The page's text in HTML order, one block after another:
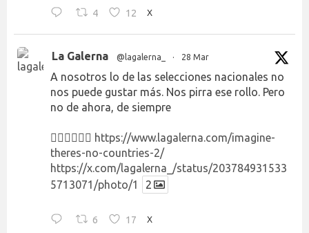
4 12 X
La Galerna @lagalerna_ · 28 Mar
A nosotros lo de las selecciones nacionales no
nos puede gustar más. Nos pirra ese rollo. Pero
no de ahora, de siempre
👉🏻👉🏻👉🏻 https://www.lagalerna.com/imagine-
theres-no-countries-2/
https://x.com/lagalerna_/status/203784931533
5713071/photo/1
2
6 17 X